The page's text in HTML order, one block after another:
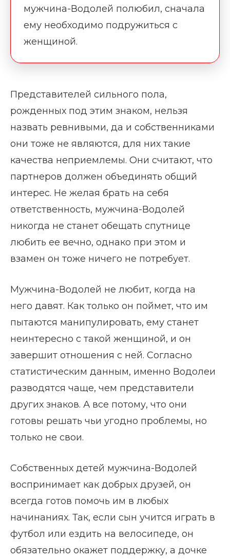
мужчина-Водолей полюбил, сначала
ему необходимо подружиться с
женщиной.
Представителей сильного пола,
рожденных под этим знаком, нельзя
назвать ревнивыми, да и собственниками
они тоже не являются, для них такие
качества неприемлемы. Они считают, что
партнеров должен объединять общий
интерес. Не желая брать на себя
ответственность, мужчина-Водолей
никогда не станет обещать спутнице
любить ее вечно, однако при этом и
взамен он тоже ничего не потребует.
Мужчина-Водолей не любит, когда на
него давят. Как только он поймет, что им
пытаются манипулировать, ему станет
неинтересно с такой женщиной, и он
завершит отношения с ней. Согласно
статистическим данным, именно Водолеи
разводятся чаще, чем представители
других знаков. А все потому, что они
готовы решать чьи угодно проблемы, но
только не свои.
Собственных детей мужчина-Водолей
воспринимает как добрых друзей, он
всегда готов помочь им в любых
начинаниях. Так, если сын учится играть в
футбол или ездить на велосипеде, он
обязательно окажет поддержку, а дочке